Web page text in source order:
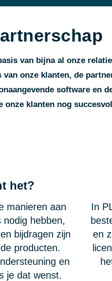
van bijna al onze
onze klanten, de
software en
onze klanten nog
het?
manieren aan
hebben,
bijdragen zijn
producten.
en
je dat wenst.
In
en